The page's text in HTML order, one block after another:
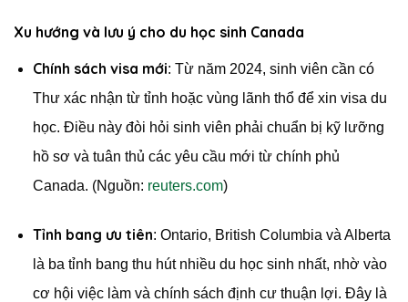
Xu hướng và lưu ý cho du học sinh Canada
Chính sách visa mới: Từ năm 2024, sinh viên cần có
Thư xác nhận từ tỉnh hoặc vùng lãnh thổ để xin visa du
học. Điều này đòi hỏi sinh viên phải chuẩn bị kỹ lưỡng
hồ sơ và tuân thủ các yêu cầu mới từ chính phủ
Canada. (Nguồn: reuters.com)
Tỉnh bang ưu tiên: Ontario, British Columbia và Alberta
là ba tỉnh bang thu hút nhiều du học sinh nhất, nhờ vào
cơ hội việc làm và chính sách định cư thuận lợi. Đây là